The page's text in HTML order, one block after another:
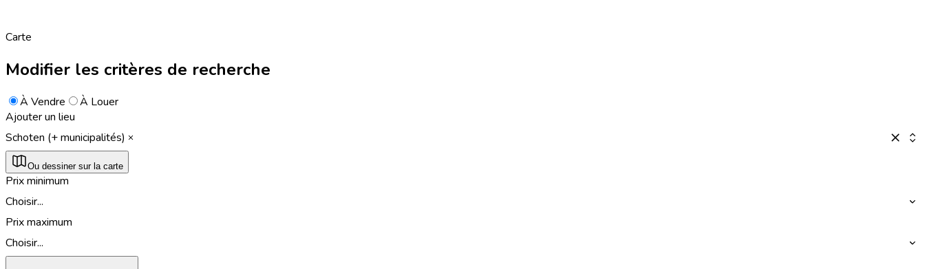
Carte
Modifier les critères de recherche
À Vendre
À Louer
Ajouter un lieu
Schoten (+ municipalités)
Ou dessiner sur la carte
Prix minimum
Choisir...
Prix maximum
Choisir...